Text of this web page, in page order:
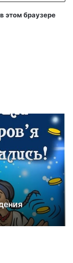
этом браузере